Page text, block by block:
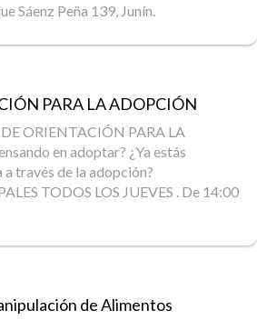
Sáenz Peña 139, Junín.
PARA LA ADOPCIÓN
ORIENTACIÓN PARA LA
en adoptar? ¿Ya estás
través de la adopción?
TODOS LOS JUEVES . De 14:00
de Alimentos